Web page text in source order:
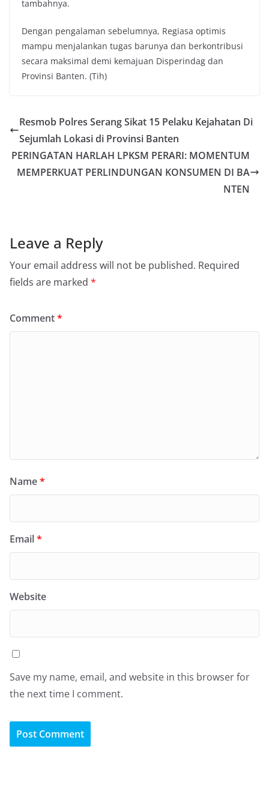
tambahnya.
Dengan pengalaman sebelumnya, Regiasa optimis
mampu menjalankan tugas barunya dan berkontribusi
secara maksimal demi kemajuan Disperindag dan
Provinsi Banten. (Tih)
Resmob Polres Serang Sikat 15 Pelaku Kejahatan Di
Sejumlah Lokasi di Provinsi Banten
PERINGATAN HARLAH LPKSM PERARI: MOMENTUM
MEMPERKUAT PERLINDUNGAN KONSUMEN DI BA
NTEN
Leave a Reply
Your email address will not be published. Required
fields are marked *
Comment*
Name*
Email*
Website
Save my name, email, and website in this browser for
the next time I comment.